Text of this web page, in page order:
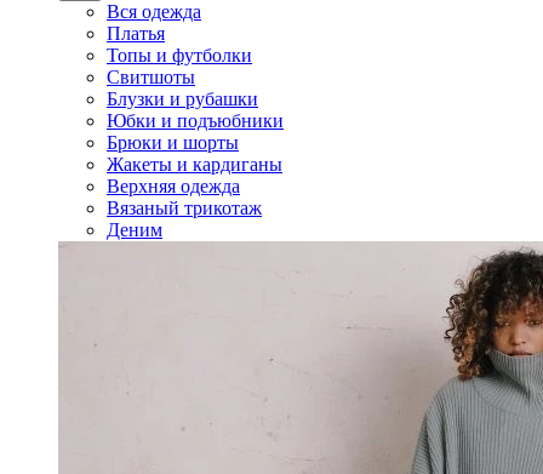
Вся одежда
Платья
Топы и футболки
Свитшоты
Блузки и рубашки
Юбки и подъюбники
Брюки и шорты
Жакеты и кардиганы
Верхняя одежда
Вязаный трикотаж
Деним